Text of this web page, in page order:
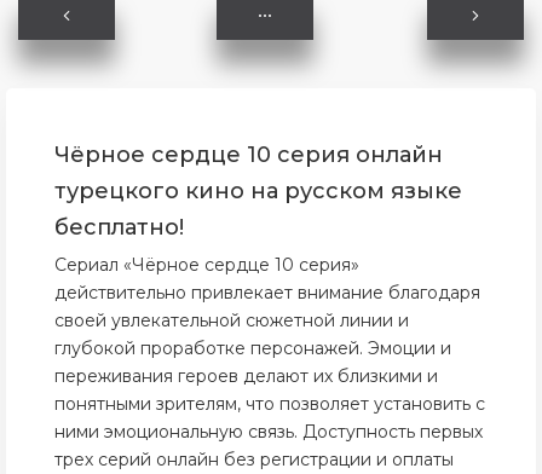
Чёрное сердце 10 серия онлайн
турецкого кино на русском языке
бесплатно!
Сериал «Чёрное сердце 10 серия»
действительно привлекает внимание благодаря
своей увлекательной сюжетной линии и
глубокой проработке персонажей. Эмоции и
переживания героев делают их близкими и
понятными зрителям, что позволяет установить с
ними эмоциональную связь. Доступность первых
трех серий онлайн без регистрации и оплаты